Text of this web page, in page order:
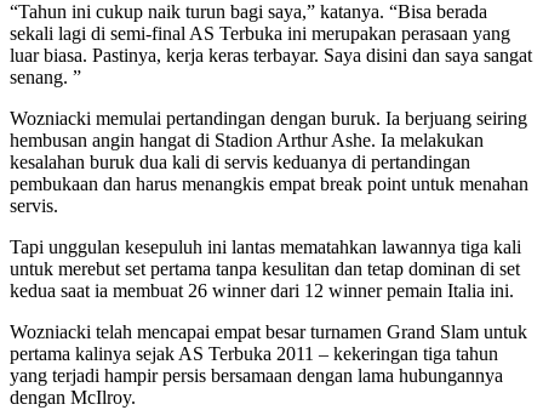
“Tahun ini cukup naik turun bagi saya,” katanya. “Bisa berada
sekali lagi di semi-final AS Terbuka ini merupakan perasaan yang
luar biasa. Pastinya, kerja keras terbayar. Saya disini dan saya sangat
senang. ”
Wozniacki memulai pertandingan dengan buruk. Ia berjuang seiring
hembusan angin hangat di Stadion Arthur Ashe. Ia melakukan
kesalahan buruk dua kali di servis keduanya di pertandingan
pembukaan dan harus menangkis empat break point untuk menahan
servis.
Tapi unggulan kesepuluh ini lantas mematahkan lawannya tiga kali
untuk merebut set pertama tanpa kesulitan dan tetap dominan di set
kedua saat ia membuat 26 winner dari 12 winner pemain Italia ini.
Wozniacki telah mencapai empat besar turnamen Grand Slam untuk
pertama kalinya sejak AS Terbuka 2011 – kekeringan tiga tahun
yang terjadi hampir persis bersamaan dengan lama hubungannya
dengan McIlroy.